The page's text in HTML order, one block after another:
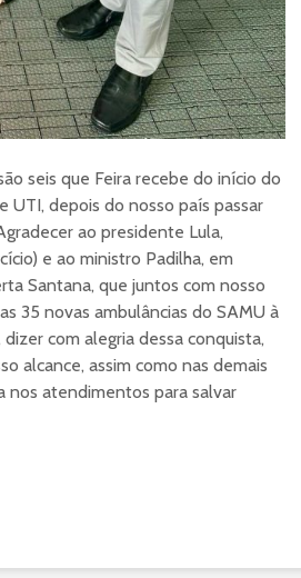
seis que Feira recebe do início do
UTI, depois do nosso país passar
ao presidente Lula,
e ao ministro Padilha, em
Santana, que juntos com nosso
35 novas ambulâncias do SAMU à
dizer com alegria dessa conquista,
alcance, assim como nas demais
nos atendimentos para salvar